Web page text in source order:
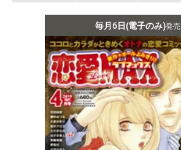
毎月6日(電子のみ)発売